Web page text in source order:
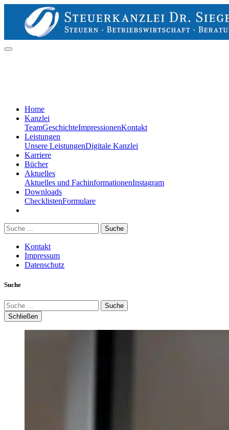
Home
Kanzlei
TeamGeschichteImpressionenKontakt
Leistungen
Unsere LeistungenDigitale Kanzlei
Karriere
Bücher
Aktuelles
Aktuelles und FachinformationenInstagram
Downloads
ChecklistenFormulare
Suche
Kontakt
Impressum
Datenschutz
Suche
Suche
Schließen